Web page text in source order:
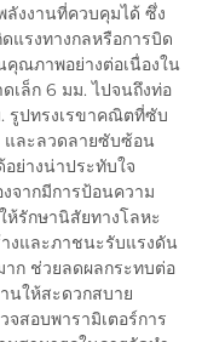
ลังงานที่ควบคุมได้ ซึ่ง
แรงทางกลหรือการบิด
คุณภาพอย่างต่อเนื่องใน
เล็ก 6 มม. ไปจนถึงท่อ
รูปทรงเรขาคณิตที่ซับ
และลวดลายซับซ้อน
ย่างน่าประทับใจ
จากมีการป้อนความ
ห้รักษานิสัยทางโลหะ
งและภาชนะรับแรงดัน
าก ช่วยลดผลกระทบต่อ
นให้สะดวกสบาย
สอบพารามิเตอร์การ